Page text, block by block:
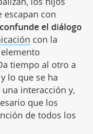
escapan con
el diálogo
con la
tiempo al otro a
lo que se ha
interacción y,
que los
de todos los